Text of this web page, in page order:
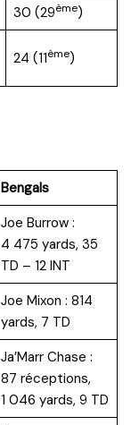
30 (29ème)
24 (11ème)
Bengals
Joe Burrow :
4 475 yards, 35
TD – 12 INT
Joe Mixon : 814
yards, 7 TD
Ja’Marr Chase :
87 réceptions,
1 046 yards, 9 TD